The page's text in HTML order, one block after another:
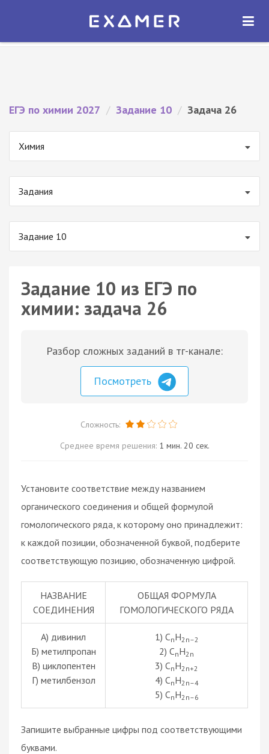
Экзамер — ЕГЭ 2027
ОТКРЫТЬ
ЕГЭ по химии 2027 / Задание 10 / Задача 26
Химия
Задания
Задание 10
Задание 10 из ЕГЭ по
химии: задача 26
Разбор сложных заданий в тг-канале:
Посмотреть
Сложность:
Среднее время решения: 1 мин. 20 сек.
Установите соответствие между названием
органического соединения и общей формулой
гомологического ряда, к которому оно принадлежит:
к каждой позиции, обозначенной буквой, подберите
соответствующую позицию, обозначенную цифрой.
НАЗВАНИЕ
СОЕДИНЕНИЯ
ОБЩАЯ ФОРМУЛА
ГОМОЛОГИЧЕСКОГО РЯДА
А) дивинил
Б) метилпропан
В) циклопентен
Г) метилбензол
1) CnH2n–2
2) CnH2n
3) CnH2n+2
4) CnH2n–4
5) CnH2n–6
Запишите выбранные цифры под соответствующими
буквами.